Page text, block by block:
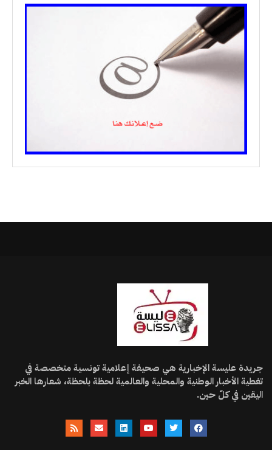
جريدة عليسة الإخبارية هي صحيفة إعلامية تونسية متخصصة في
تغطية الأخبار الوطنية والمحلية والعالمية لحظة بلحظة، شعارها الخبر
اليقين في كلّ حين.